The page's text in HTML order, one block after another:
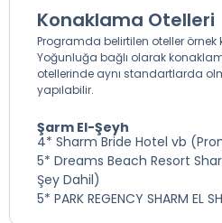
Konaklama Otelleri
Programda belirtilen oteller
Yoğunluğa bağlı olarak
otellerinde aynı standartlarda
yapılabilir.
Şarm El-Şeyh
4* Sharm Bride Hotel vb
5* Dreams Beach Resort
Şey Dahil)
5* PARK REGENCY SHARM EL